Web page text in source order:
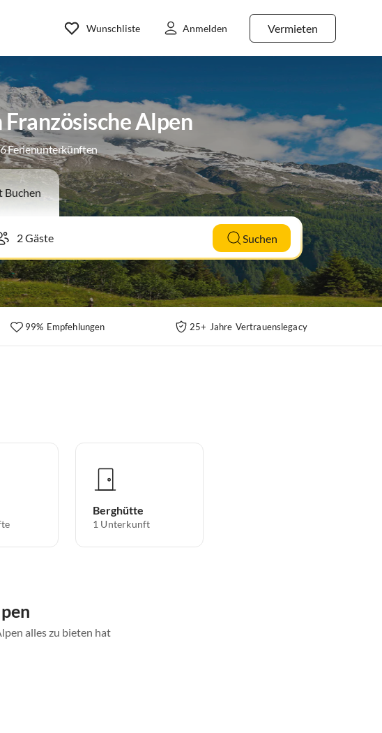
Vermieten
Wunschliste Anmelden
Alpen
Ferienunterkünften
Suchen
99% Empfehlungen 25+ Jahre Vertrauenslegacy
Berghütte
1 Unterkunft
alles zu bieten hat